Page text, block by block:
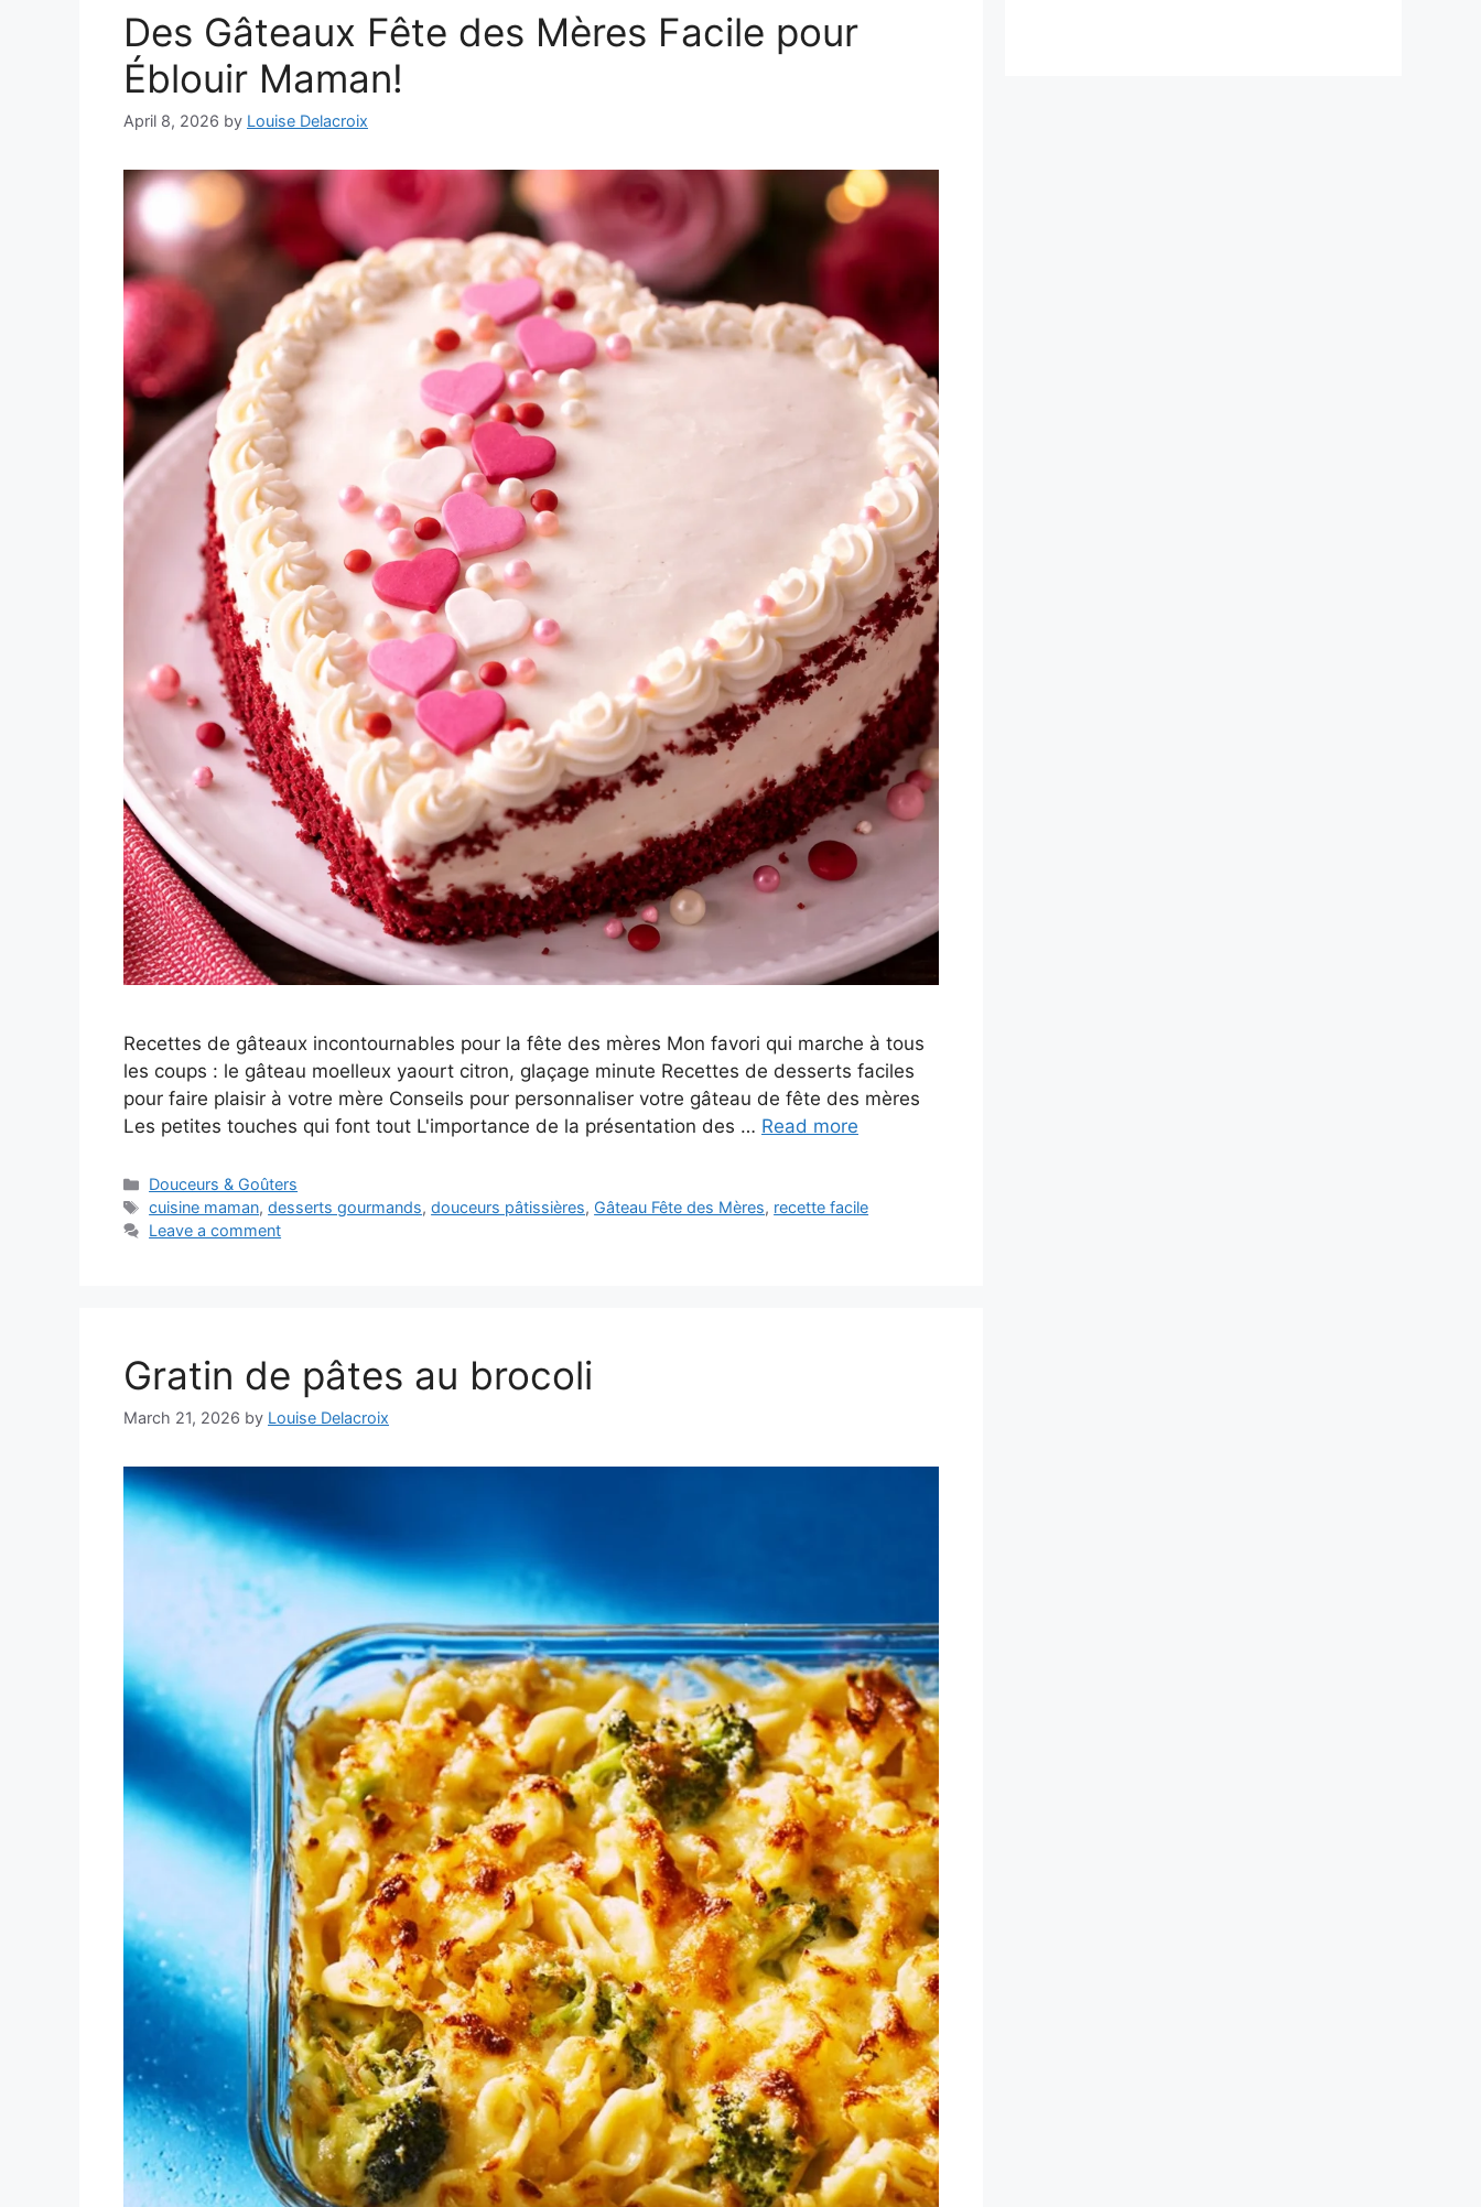
Des Gâteaux Fête des Mères Facile pour
Éblouir Maman!
April 8, 2026 by Louise Delacroix
Recettes de gâteaux incontournables pour la fête des mères Mon favori qui marche à tous
les coups : le gâteau moelleux yaourt citron, glaçage minute Recettes de desserts faciles
pour faire plaisir à votre mère Conseils pour personnaliser votre gâteau de fête des mères
Les petites touches qui font tout L'importance de la présentation des … Read more
Categories
Douceurs & Goûters
Tags
cuisine maman,desserts gourmands,douceurs pâtissières, Gâteau Fête des Mères, recette facile
Leave a comment
Gratin de pâtes au brocoli
March 21, 2026 by Louise Delacroix